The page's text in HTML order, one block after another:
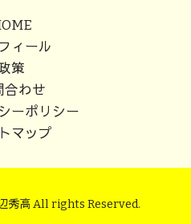
ィール
策
合わせ
ーポリシー
マップ
高 All rights Reserved.